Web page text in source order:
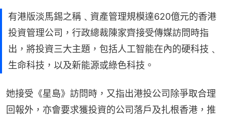
有港版淡馬錫之稱﹑資產管理規模達620億元的香港
投資管理公司，行政總裁陳家齊接受傳媒訪問時指
出，將投資三大主題，包括人工智能在內的硬科技﹑
生命科技，以及新能源或綠色科技。
她接受《星島》訪問時，又指出港投公司除爭取合理
回報外，亦會要求獲投資的公司落戶及扎根香港，推